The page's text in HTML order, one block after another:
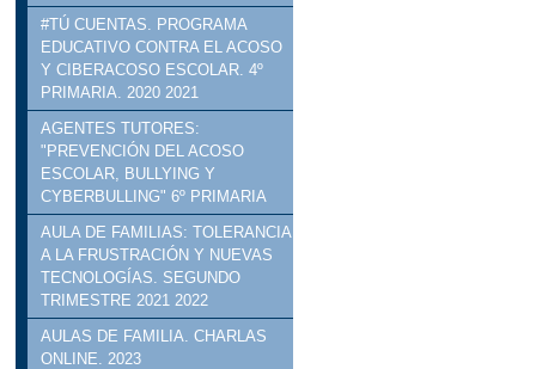
#TÚ CUENTAS. PROGRAMA
EDUCATIVO CONTRA EL ACOSO
Y CIBERACOSO ESCOLAR. 4º
PRIMARIA. 2020 2021
AGENTES TUTORES:
"PREVENCIÓN DEL ACOSO
ESCOLAR, BULLYING Y
CYBERBULLING" 6º PRIMARIA
AULA DE FAMILIAS: TOLERANCIA
A LA FRUSTRACIÓN Y NUEVAS
TECNOLOGÍAS. SEGUNDO
TRIMESTRE 2021 2022
AULAS DE FAMILIA. CHARLAS
ONLINE. 2023